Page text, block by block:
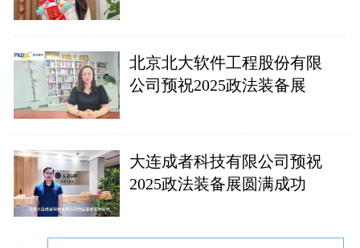
北京北大软件工程股份有限
公司预祝2025政法装备展
大连成者科技有限公司预祝
2025政法装备展圆满成功